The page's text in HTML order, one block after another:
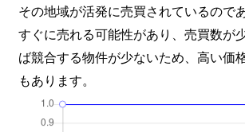
その地域が活発に売買されているので
すぐに売れる可能性があり、売買数が
ば競合する物件が少ないため、高い価
もあります。